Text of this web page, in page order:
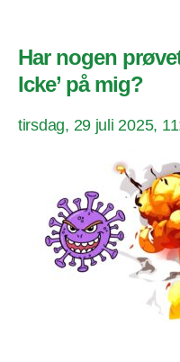
Har nogen
Icke’ på mig?
tirsdag, 29 juli 2025,